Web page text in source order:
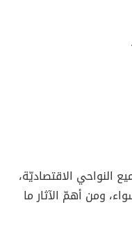
النواحي الاقتصاديّة،
ومن أهمّ الآثار ما